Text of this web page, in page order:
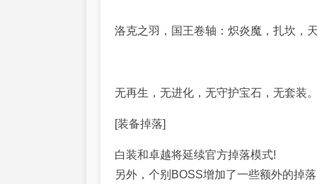
洛克之羽，国王卷轴：炽炎魔，扎坎，天
无再生，无进化，无守护宝石，无套装。
[装备掉落]
白装和卓越将延续官方掉落模式!
另外，个别BOSS增加了一些额外的掉落